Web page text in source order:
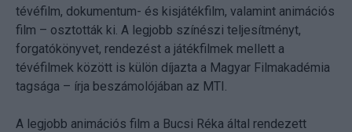
tévéfilm, dokumentum- és kisjátékfilm, valamint animációs
film – osztották ki. A legjobb színészi teljesítményt,
forgatókönyvet, rendezést a játékfilmek mellett a
tévéfilmek között is külön díjazta a Magyar Filmakadémia
tagsága – írja beszámolójában az MTI.
A legjobb animációs film a Bucsi Réka által rendezett